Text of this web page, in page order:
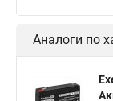
Аналоги по